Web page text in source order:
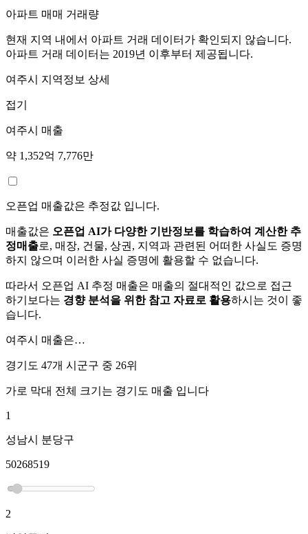
아파트 매매 거래량
현재 지역 내에서 아파트 거래 데이터가 확인되지 않습니다.
아파트 거래 데이터는 2019년 이후부터 제공됩니다.
여주시 지역정보 상세
접기
여주시 매출
약 1,352억 7,776만
오픈업 매출값은 추정값 입니다.
매출값은 오픈업 AI가 다양한 기반정보를 학습하여 계산한 추
정매출로, 매장, 건물, 상권, 지역과 관련된 어떠한 사실도 증명
하지 않으며 이러한 사실 증명에 활용할 수 없습니다.
따라서 오픈업 AI 추정 매출은 매출의 절대적인 값으로 접근
하기보다는 경향 분석을 위한 참고 자료로 활용하시는 것이 좋
습니다.
여주시 매출은…
경기도 47개 시군구 중 26위
가로 막대 전체 크기는 경기도 매출 입니다
1
성남시 분당구
50268519
2